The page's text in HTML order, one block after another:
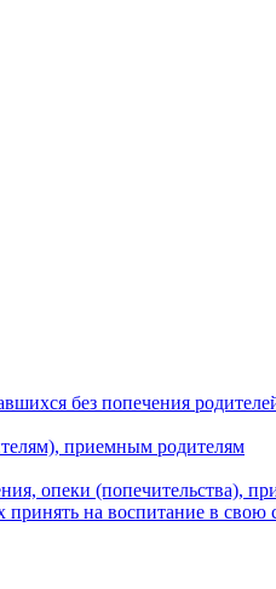
без попечения
приемным родителям
опеки (попечительства),
на воспитание в свою